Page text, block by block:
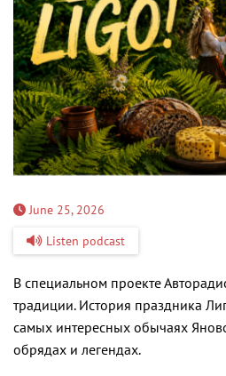
June 25, 2026
Listen podcast
В специальном проекте
традиции. История праздника
самых интересных обычаях
обрядах и легендах.